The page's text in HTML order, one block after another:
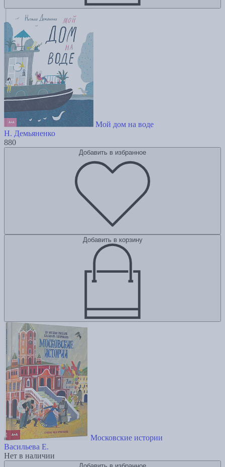
Мой дом на воде
Н. Демьяненко
880
Добавить в избранное
Добавить в корзину
Московские истории
Васильева Е.
Нет в наличии